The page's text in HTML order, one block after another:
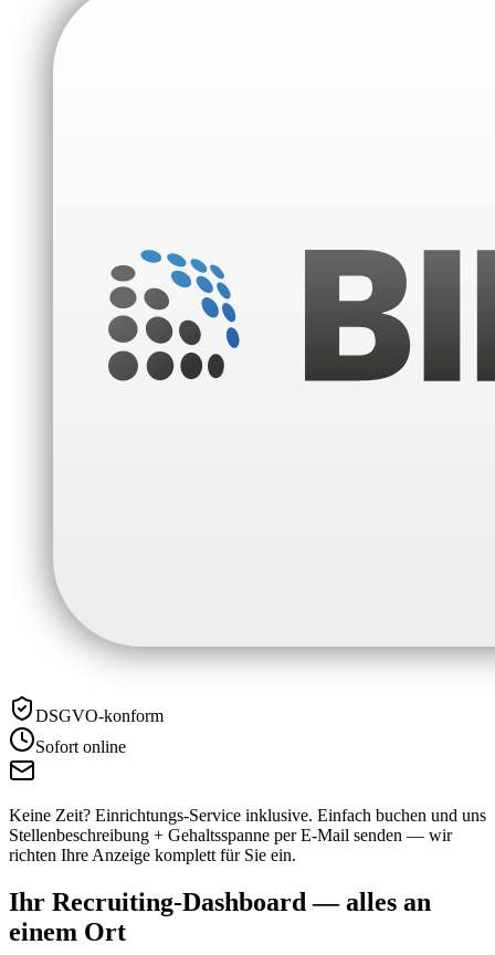
DSGVO-konform
Sofort online
Keine Zeit? Einrichtungs-Service inklusive. Einfach buchen und uns
Stellenbeschreibung + Gehaltsspanne per E-Mail senden — wir
richten Ihre Anzeige komplett für Sie ein.
Ihr Recruiting-Dashboard — alles an
einem Ort